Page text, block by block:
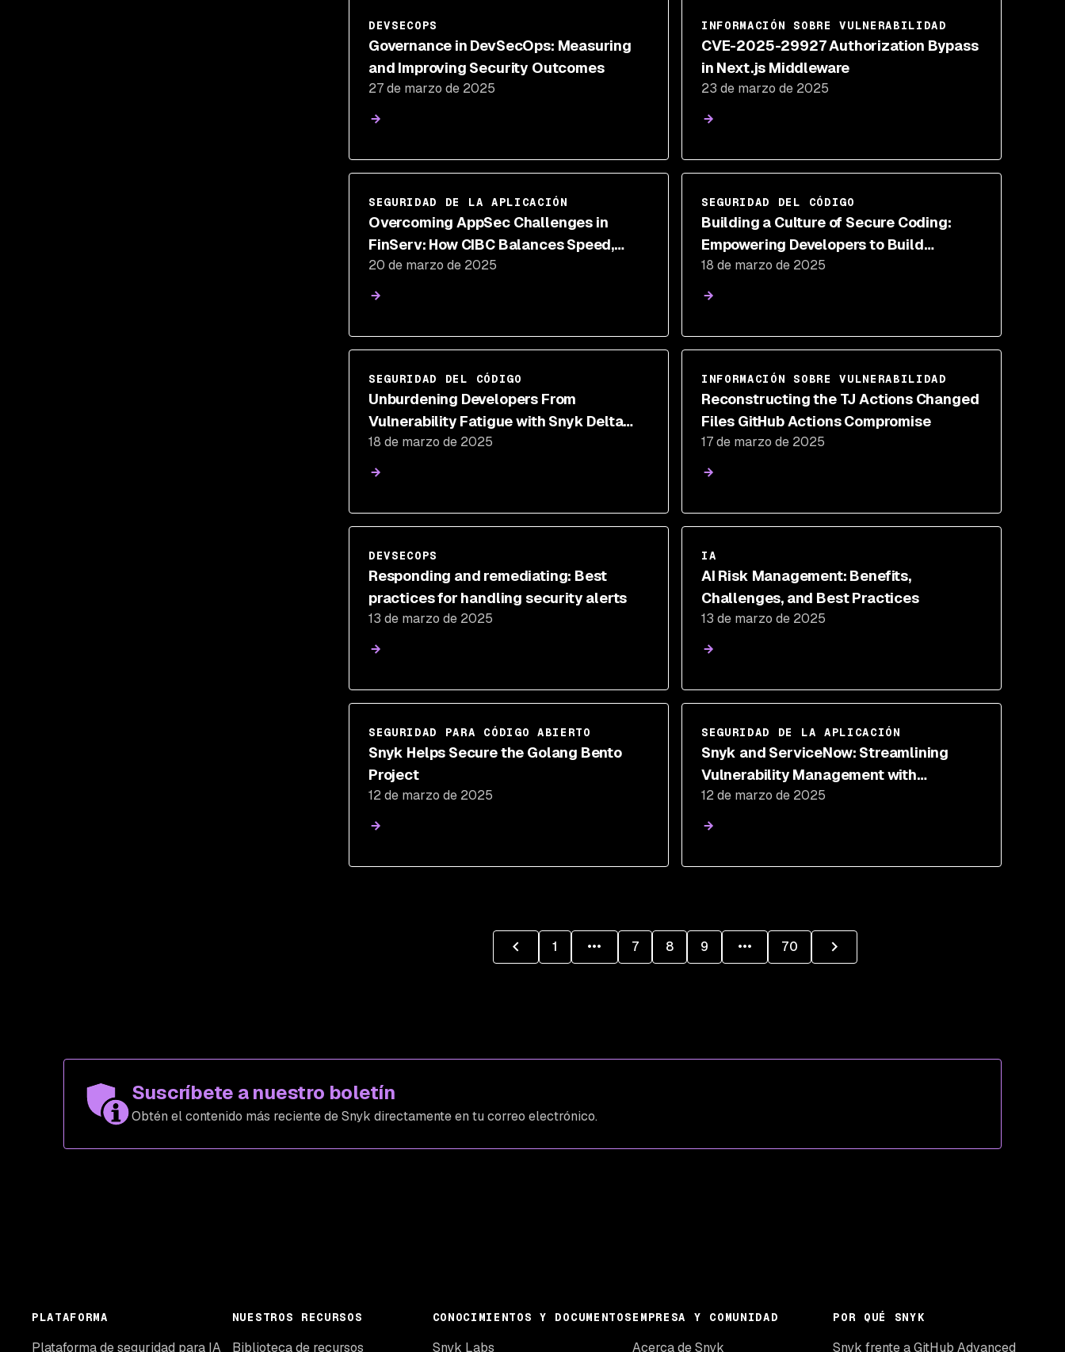
DEVSECOPS
Governance in DevSecOps: Measuring
and Improving Security Outcomes
27 de marzo de 2025
INFORMACIÓN SOBRE VULNERABILIDAD
CVE-2025-29927 Authorization Bypass
in Next.js Middleware
23 de marzo de 2025
SEGURIDAD DE LA APLICACIÓN
Overcoming AppSec Challenges in
FinServ: How CIBC Balances Speed,
Security, and Compliance
20 de marzo de 2025
SEGURIDAD DEL CÓDIGO
Building a Culture of Secure Coding:
Empowering Developers to Build
Resilient Software
18 de marzo de 2025
SEGURIDAD DEL CÓDIGO
Unburdening Developers From
Vulnerability Fatigue with Snyk Delta
Findings
18 de marzo de 2025
INFORMACIÓN SOBRE VULNERABILIDAD
Reconstructing the TJ Actions Changed
Files GitHub Actions Compromise
17 de marzo de 2025
DEVSECOPS
Responding and remediating: Best
practices for handling security alerts
13 de marzo de 2025
IA
AI Risk Management: Benefits,
Challenges, and Best Practices
13 de marzo de 2025
SEGURIDAD PARA CÓDIGO ABIERTO
Snyk Helps Secure the Golang Bento
Project
12 de marzo de 2025
SEGURIDAD DE LA APLICACIÓN
Snyk and ServiceNow: Streamlining
Vulnerability Management with
ServiceNow VR Assignment Rules
12 de marzo de 2025
1 7 8 9 70
Suscríbete a nuestro boletín
Obtén el contenido más reciente de Snyk directamente en tu correo electrónico.
PLATAFORMA
Plataforma de seguridad para IA
NUESTROS RECURSOS
Biblioteca de recursos
CONOCIMIENTOS Y DOCUMENTOS
Snyk Labs
EMPRESA Y COMUNIDAD
Acerca de Snyk
POR QUÉ SNYK
Snyk frente a GitHub Advanced